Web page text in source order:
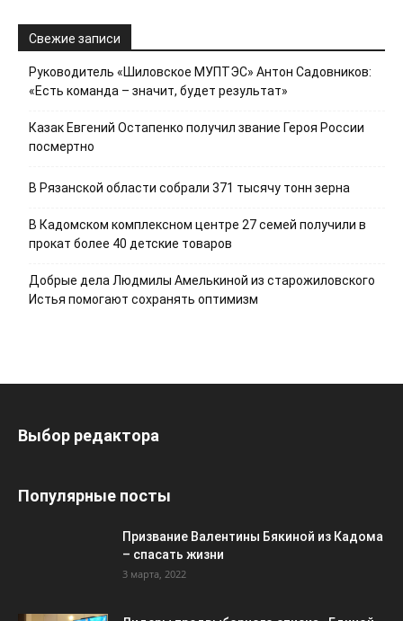
Свежие записи
Руководитель «Шиловское МУПТЭС» Антон Садовников:
«Есть команда – значит, будет результат»
Казак Евгений Остапенко получил звание Героя России
посмертно
В Рязанской области собрали 371 тысячу тонн зерна
В Кадомском комплексном центре 27 семей получили в
прокат более 40 детские товаров
Добрые дела Людмилы Амелькиной из старожиловского
Истья помогают сохранять оптимизм
Выбор редактора
Популярные посты
Призвание Валентины Бякиной из Кадома
– спасать жизни
3 марта, 2022